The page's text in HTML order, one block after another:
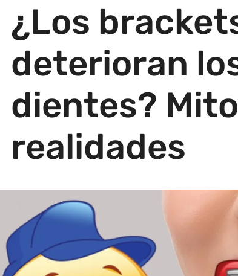
¿Los
deterioran
dientes?
realidades